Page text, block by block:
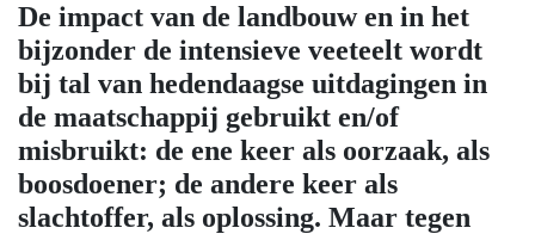
De impact van de landbouw en in het
bijzonder de intensieve veeteelt wordt
bij tal van hedendaagse uitdagingen in
de maatschappij gebruikt en/of
misbruikt: de ene keer als oorzaak, als
boosdoener; de andere keer als
slachtoffer, als oplossing. Maar tegen